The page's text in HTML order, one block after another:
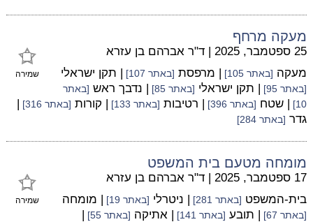
מעקה מרחף
שמירה
25 ספטמבר, 2025 | ד"ר אברהם בן עזרא
מעקה [באתר 105] | מרפסת [באתר 107] | תקן ישראלי
[באתר 95] | תקן ישראלי [באתר 85] | נדבך ראש [באתר
10]
| שטח [באתר 396] | רטיבות [באתר 133] | קורות [באתר 316]
|
גדר [באתר 284]
מומחה מטעם בית המשפט
שמירה
17 ספטמבר, 2025 | ד"ר אברהם בן עזרא
בית-המשפט [באתר 281] | ניטרלי [באתר 19] | מומחה
[באתר 67] | תובע [באתר 141] | אתיקה [באתר 55]
|